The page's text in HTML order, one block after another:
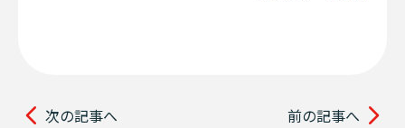
次の記事へ 前の記事へ